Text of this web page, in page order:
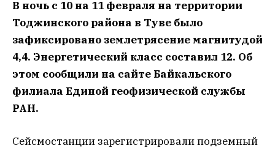
В ночь с 10 на 11 февраля на территории
Тоджинского района в Туве было
зафиксировано землетрясение магнитудой
4,4. Энергетический класс составил 12. Об
этом сообщили на сайте Байкальского
филиала Единой геофизической службы
РАН.
Сейсмостанции зарегистрировали подземный